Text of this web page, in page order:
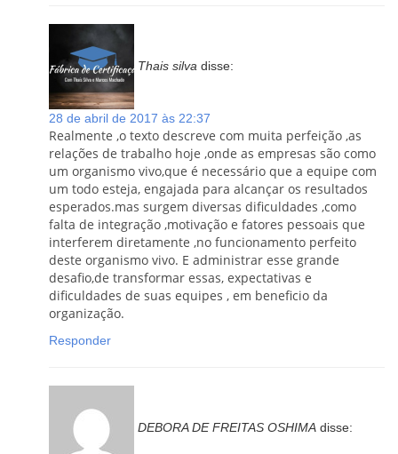
Thais silva disse:
28 de abril de 2017 às 22:37
Realmente ,o texto descreve com muita perfeição ,as
relações de trabalho hoje ,onde as empresas são como
um organismo vivo,que é necessário que a equipe com
um todo esteja, engajada para alcançar os resultados
esperados.mas surgem diversas dificuldades ,como
falta de integração ,motivação e fatores pessoais que
interferem diretamente ,no funcionamento perfeito
deste organismo vivo. E administrar esse grande
desafio,de transformar essas, expectativas e
dificuldades de suas equipes , em beneficio da
organização.
Responder
DEBORA DE FREITAS OSHIMA disse: